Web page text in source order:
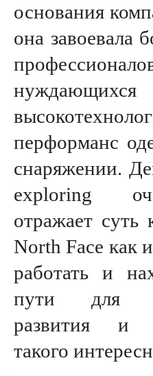
основания
она завоевала
перформанс
снаряжении.
exploring
отражает суть
North Face как
работать и
пути для
развития и
такого